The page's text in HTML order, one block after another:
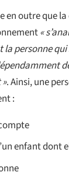
en outre que
«
personne
. Ainsi, une
:
enfant dont